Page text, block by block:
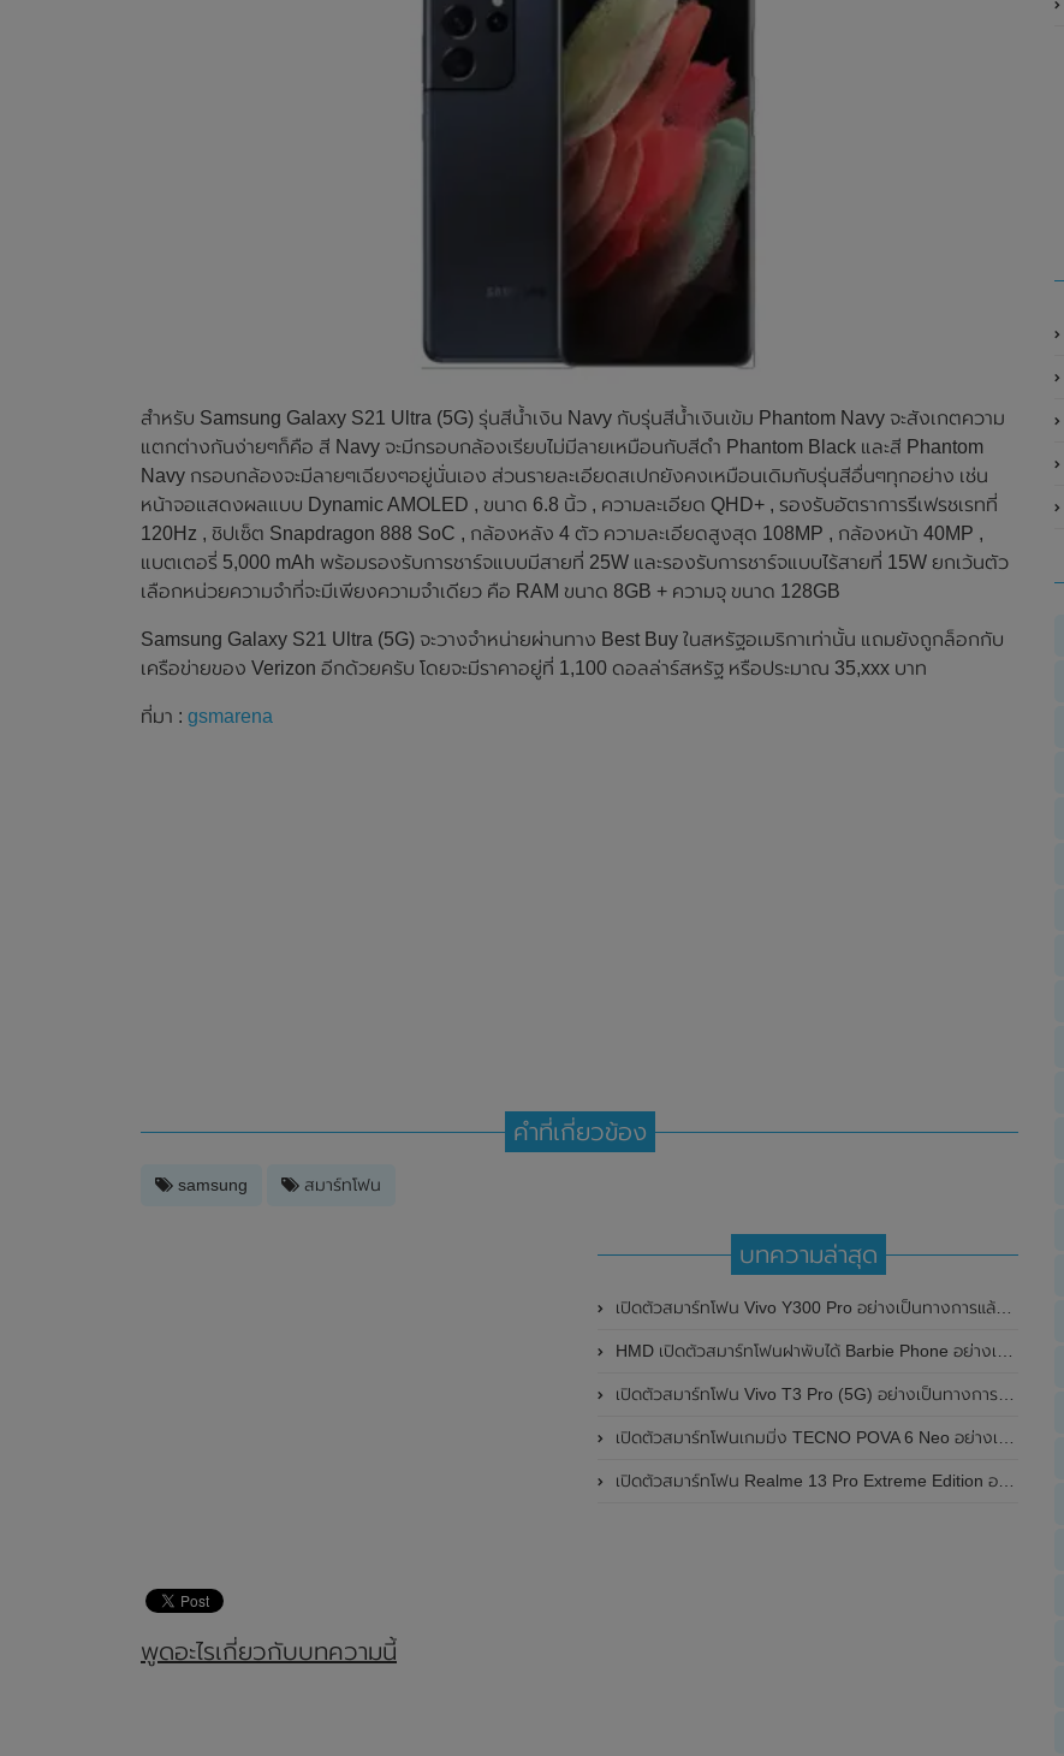
สำหรับ Samsung Galaxy S21 Ultra (5G) รุ่นสีน้ำเงิน Navy กับรุ่นสีน้ำเงินเข้ม Phantom Navy จะสังเกตความ
แตกต่างกันง่ายๆก็คือ สี Navy จะมีกรอบกล้องเรียบไม่มีลายเหมือนกับสีดำ Phantom Black และสี Phantom
Navy กรอบกล้องจะมีลายๆเฉียงๆอยู่นั่นเอง ส่วนรายละเอียดสเปกยังคงเหมือนเดิมกับรุ่นสีอื่นๆทุกอย่าง เช่น
หน้าจอแสดงผลแบบ Dynamic AMOLED , ขนาด 6.8 นิ้ว , ความละเอียด QHD+ , รองรับอัตราการรีเฟรชเรทที่
120Hz , ชิปเซ็ต Snapdragon 888 SoC , กล้องหลัง 4 ตัว ความละเอียดสูงสุด 108MP , กล้องหน้า 40MP ,
แบตเตอรี่ 5,000 mAh พร้อมรองรับการชาร์จแบบมีสายที่ 25W และรองรับการชาร์จแบบไร้สายที่ 15W ยกเว้นตัว
เลือกหน่วยความจำที่จะมีเพียงความจำเดียว คือ RAM ขนาด 8GB + ความจุ ขนาด 128GB
Samsung Galaxy S21 Ultra (5G) จะวางจำหน่ายผ่านทาง Best Buy ในสหรัฐอเมริกาเท่านั้น แถมยังถูกล็อกกับ
เครือข่ายของ Verizon อีกด้วยครับ โดยจะมีราคาอยู่ที่ 1,100 ดอลล่าร์สหรัฐ หรือประมาณ 35,xxx บาท
ที่มา : gsmarena
คำที่เกี่ยวข้อง
samsung สมาร์ทโฟน
บทความล่าสุด
เปิดตัวสมาร์ทโฟน Vivo Y300 Pro อย่างเป็นทางการแล้วในประเทศจีน มาพร้อมดีไซน์พรีเมี่ยม ทนทาน และแบตเตอรี่สุดอึดขนาดใหญ่ 6,500mAh พร้อมรองรับการชาร์จไว 80W
HMD เปิดตัวสมาร์ทโฟนฝาพับได้ Barbie Phone อย่างเป็นทางการแล้ว มาพร้อมธีมสีชมพูสดใส
เปิดตัวสมาร์ทโฟน Vivo T3 Pro (5G) อย่างเป็นทางการแล้วในประเทศอินเดีย
เปิดตัวสมาร์ทโฟนเกมมิ่ง TECNO POVA 6 Neo อย่างเป็นทางการแล้วในประเทศไทย ในราคา 8,499 บาท
เปิดตัวสมาร์ทโฟน Realme 13 Pro Extreme Edition อย่างเป็นทางการแล้วในประเทศจีน
พูดอะไรเกี่ยวกับบทความนี้